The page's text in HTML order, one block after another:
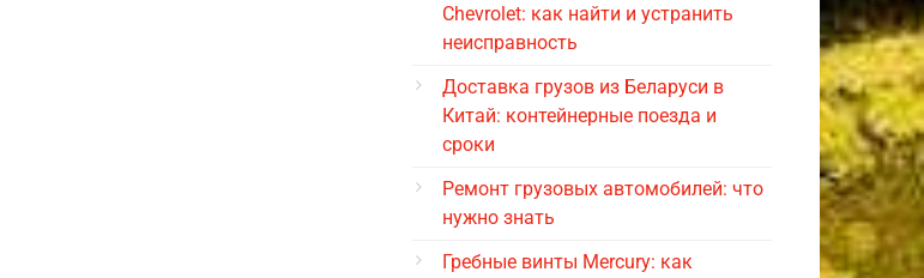
Chevrolet: как найти и устранить
неисправность
Доставка грузов из Беларуси в
Китай: контейнерные поезда и
сроки
Ремонт грузовых автомобилей: что
нужно знать
Гребные винты Mercury: как